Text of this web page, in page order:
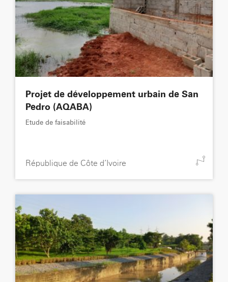
Projet de développement urbain de San
Pedro (AQABA)
Etude de faisabilité
République de Côte d’Ivoire